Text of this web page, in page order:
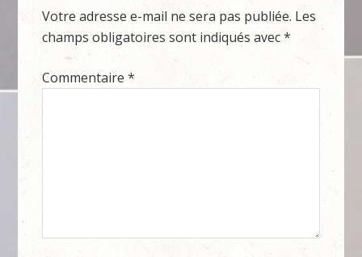
Votre adresse e-mail ne sera pas publiée. Les
champs obligatoires sont indiqués avec*
Commentaire*